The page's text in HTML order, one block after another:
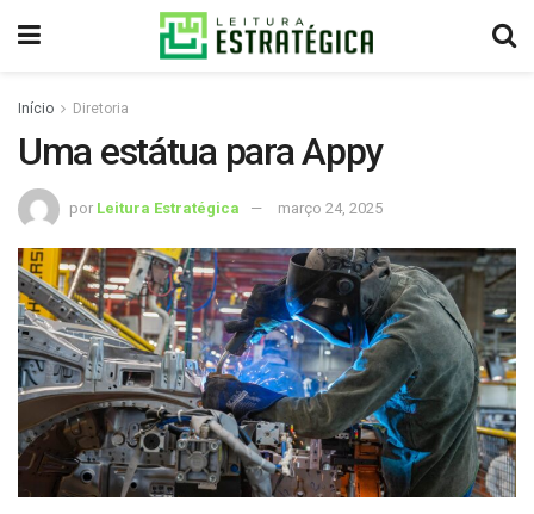
Início Diretoria
Uma estátua para Appy
por Leitura Estratégica março 24, 2025